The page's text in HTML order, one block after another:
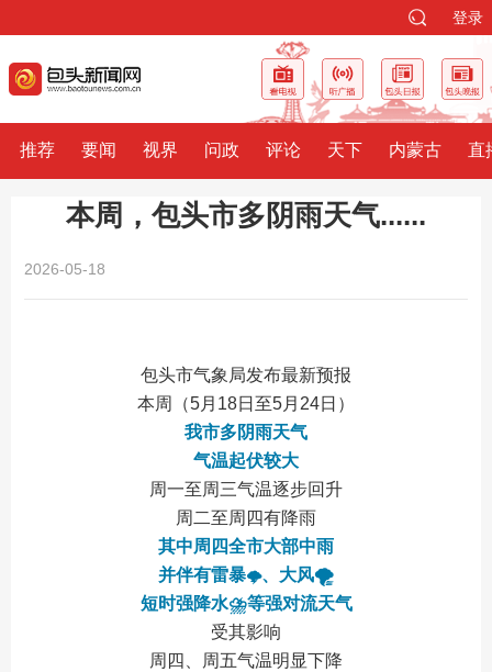
登录
推荐 要闻 视界 问政 评论 天下 内蒙古 直
本周，包头市多阴雨天气......
2026-05-18
包头市气象局发布最新预报
本周（5月18日至5月24日）
我市多阴雨天气
气温起伏较大
周一至周三气温逐步回升
周二至周四有降雨
其中周四全市大部中雨
并伴有雷暴🌩️、大风🌪️
短时强降水⛈️等强对流天气
受其影响
周四、周五气温明显下降